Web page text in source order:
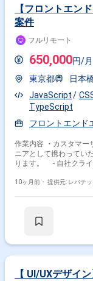
【フロントエン
案件
フルリモート
650,000円/月
東京都
日本
JavaScript
TypeScript
フロントエンド
作業内容 ・カスタマー
ニアとして携わってい
ります。 - 自社クライ
せ、設計 - より高い開
10ヶ月前・ 提供元: レバテ
【 UI/UXデザイ